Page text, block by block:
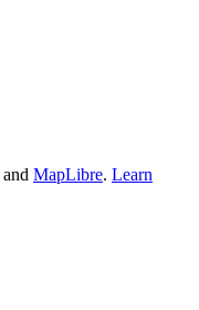
and MapLibre. Learn